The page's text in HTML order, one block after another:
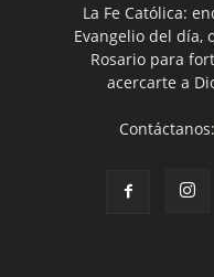
La Fe Católica:
Evangelio del día,
Rosario para
acercarte a
Contáctanos: